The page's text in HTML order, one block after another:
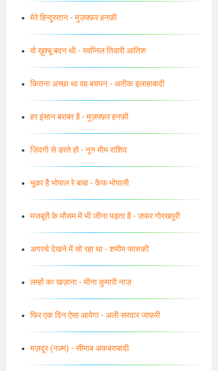
मेरे हिन्दुस्तान - मुज़फ़्फ़र हनफ़ी
वो ख़ुश्बू बदन थी - स्वप्निल तिवारी आतिश
कितना अच्छा था वह बचपन - अतीक इलाहाबादी
हर इंसान बराबर है - मुज़फ्फ़र हनफ़ी
ज़िंदगी से डरते हो - नून मीम राशिद
भूका है भोपाल रे बाबा - कैफ भोपाली
मजबूरी के मौसम में भी जीना पड़ता है - ज़फर गोरखपुरी
अगरचे देखने में सो रहा था - शमीम फारुकी
लम्हों का खज़ाना - मीना कुमारी नाज़
फिर एक दिन ऐसा आयेगा - अली सरदार जाफ़री
मज़दूर (नज़्म) - सीमाब अकबराबादी